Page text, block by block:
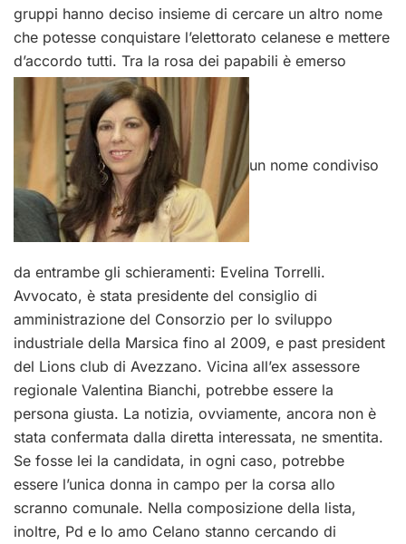
gruppi hanno deciso insieme di cercare un altro nome
che potesse conquistare l’elettorato celanese e mettere
d’accordo tutti. Tra la rosa dei papabili è emerso
un nome condiviso
da entrambe gli schieramenti: Evelina Torrelli.
Avvocato, è stata presidente del consiglio di
amministrazione del Consorzio per lo sviluppo
industriale della Marsica fino al 2009, e past president
del Lions club di Avezzano. Vicina all’ex assessore
regionale Valentina Bianchi, potrebbe essere la
persona giusta. La notizia, ovviamente, ancora non è
stata confermata dalla diretta interessata, ne smentita.
Se fosse lei la candidata, in ogni caso, potrebbe
essere l’unica donna in campo per la corsa allo
scranno comunale. Nella composizione della lista,
inoltre, Pd e Io amo Celano stanno cercando di